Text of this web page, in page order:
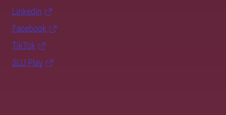
LinkedIn
Facebook
TikTok
SLU Play